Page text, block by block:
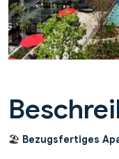
🏖️ Bezugsfertiges